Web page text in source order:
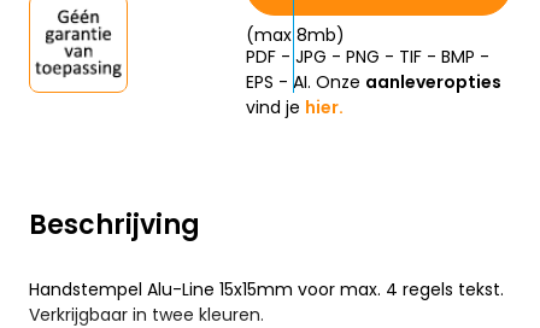
Beschrijving
Handstempel Alu-Line 15x15mm voor max. 4 regels tekst.
Verkrijgbaar in twee kleuren.
(max 8mb)
PDF - JPG - PNG - TIF - BMP -
EPS - AI. Onze aanleveropties
vind je hier.